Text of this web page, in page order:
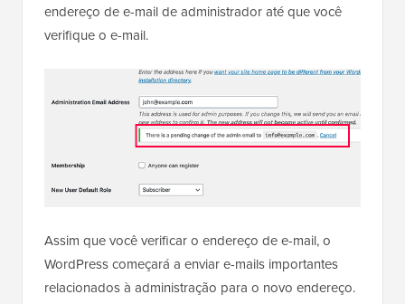
endereço de e-mail de administrador até que você
verifique o e-mail.
Assim que você verificar o endereço de e-mail, o
WordPress começará a enviar e-mails importantes
relacionados à administração para o novo endereço.